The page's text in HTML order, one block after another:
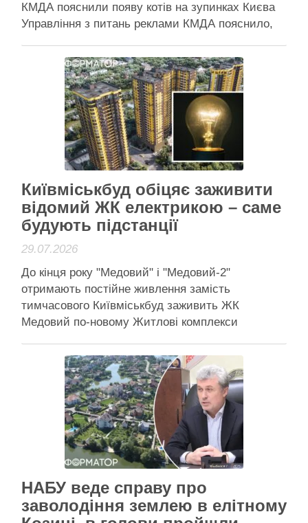
КМДА пояснили появу котів на зупинках Києва
Управління з питань реклами КМДА пояснило,
з’явилися гігантські об’ємні фігури котів, які
останніми днями обговорюють у
соцмережах. За словами відомства,
встановлення таких фігур не …
Читати далі
Активісти району
Київміськбуд обіцяє заживити
відомий ЖК електрикою – саме
будують підстанції
29.07.2026
До кінця року "Медовий" і "Медовий-2"
отримають постійне живлення замість
тимчасового Київміськбуд заживить ЖК
Медовий по-новому Житлові комплекси
отримають постійне електропостачання. Наразі
обидва об’єкти живляться лише за тимчасовою
схемою, як звичайні будівельні
майданчики. Для переходу на постійну схему на
комплексах прокладають понад 30 км кабелю та
Читати далі
Активісти району
НАБУ веде справу про
заволодіння землею в елітному